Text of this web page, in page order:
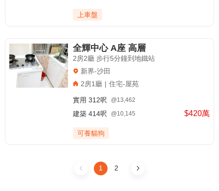
上車盤
全輝中心 A座 高層
2房2廳 步行5分鐘到地鐵站
新界-沙田
2房1廳 | 住宅-屋苑
$420萬
實用 312呎 @13,462
建築 414呎 @10,145
可養貓狗
1 2